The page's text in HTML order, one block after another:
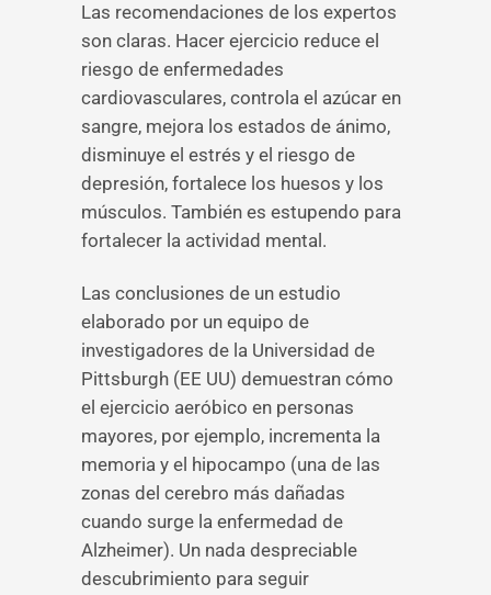
Las recomendaciones de los expertos
son claras. Hacer ejercicio reduce el
riesgo de enfermedades
cardiovasculares, controla el azúcar en
sangre, mejora los estados de ánimo,
disminuye el estrés y el riesgo de
depresión, fortalece los huesos y los
músculos. También es estupendo para
fortalecer la actividad mental.
Las conclusiones de un estudio
elaborado por un equipo de
investigadores de la Universidad de
Pittsburgh (EE UU) demuestran cómo
el ejercicio aeróbico en personas
mayores, por ejemplo, incrementa la
memoria y el hipocampo (una de las
zonas del cerebro más dañadas
cuando surge la enfermedad de
Alzheimer). Un nada despreciable
descubrimiento para seguir